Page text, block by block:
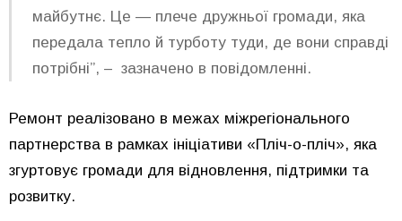
майбутнє. Це — плече дружньої громади, яка
передала тепло й турботу туди, де вони справді
потрібні”, – зазначено в повідомленні.
Ремонт реалізовано в межах міжрегіонального
партнерства в рамках ініціативи «Пліч-о-пліч», яка
згуртовує громади для відновлення, підтримки та
розвитку.